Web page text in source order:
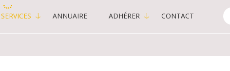
ANNUAIRE ADHÉRER CONTACT
-